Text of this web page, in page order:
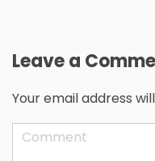
Leave a
Your email address